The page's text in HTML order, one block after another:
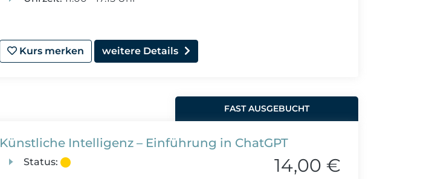
Kurs merken weitere Details
FAST AUSGEBUCHT
Künstliche Intelligenz – Einführung in ChatGPT
Status: 14,00 €